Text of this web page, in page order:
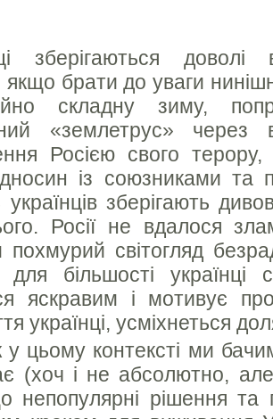
зберігаються
брати до уваги
складну зиму,
«землетрус» через
Росією свого терору,
із союзниками та
українців зберігають
Росії не вдалося
похмурий світогляд
для більшості українці
яскравим і мотивує
українці, усміхнеться
у цьому контексті ми
(хоч і не абсолютно,
непопулярні рішення та